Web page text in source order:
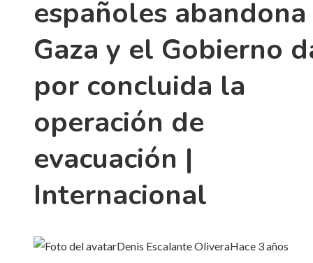
españoles abandona
Gaza y el Gobierno
por concluida la
operación de
evacuación |
Internacional
Denis Escalante OliveraHace 3 años